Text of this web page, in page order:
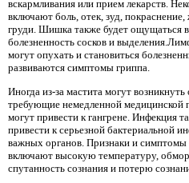
вскармливания или прием лекарств.
включают боль, отек, зуд,
груди. Шишка также будет ощущаться
болезненность сосков и
могут опухать и становиться
развиваются симптомы гриппа.
Иногда из-за мастита могут
требующие немедленной медицинской
могут привести к гангрене. Инфекция
привести к серьезной бактериальной
важных органов. Признаки и симптомы
включают высокую температуру,
спутанность сознания и потерю